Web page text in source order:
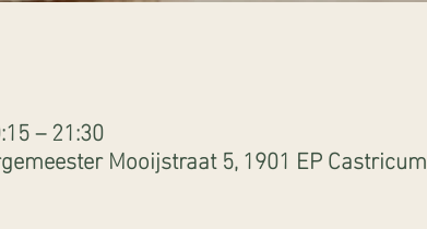
– 21:30
Mooijstraat 5, 1901 EP